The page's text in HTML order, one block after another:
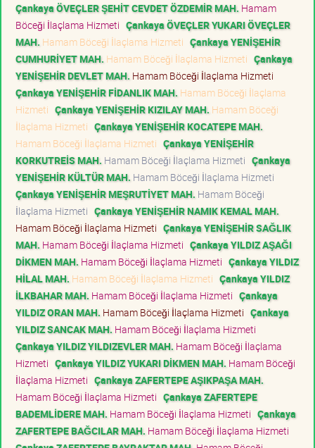
Çankaya ÖVEÇLER ŞEHİT CEVDET ÖZDEMİR MAH. Hamam
Böceği İlaçlama Hizmeti Çankaya ÖVEÇLER YUKARI ÖVEÇLER
MAH. Hamam Böceği İlaçlama Hizmeti Çankaya YENİŞEHİR
CUMHURİYET MAH. Hamam Böceği İlaçlama Hizmeti Çankaya
YENİŞEHİR DEVLET MAH. Hamam Böceği İlaçlama Hizmeti
Çankaya YENİŞEHİR FİDANLIK MAH. Hamam Böceği İlaçlama
Hizmeti Çankaya YENİŞEHİR KIZILAY MAH. Hamam Böceği
İlaçlama Hizmeti Çankaya YENİŞEHİR KOCATEPE MAH.
Hamam Böceği İlaçlama Hizmeti Çankaya YENİŞEHİR
KORKUTREİS MAH. Hamam Böceği İlaçlama Hizmeti Çankaya
YENİŞEHİR KÜLTÜR MAH. Hamam Böceği İlaçlama Hizmeti
Çankaya YENİŞEHİR MEŞRUTİYET MAH. Hamam Böceği
İlaçlama Hizmeti Çankaya YENİŞEHİR NAMIK KEMAL MAH.
Hamam Böceği İlaçlama Hizmeti Çankaya YENİŞEHİR SAĞLIK
MAH. Hamam Böceği İlaçlama Hizmeti Çankaya YILDIZ AŞAĞI
DİKMEN MAH. Hamam Böceği İlaçlama Hizmeti Çankaya YILDIZ
HİLAL MAH. Hamam Böceği İlaçlama Hizmeti Çankaya YILDIZ
İLKBAHAR MAH. Hamam Böceği İlaçlama Hizmeti Çankaya
YILDIZ ORAN MAH. Hamam Böceği İlaçlama Hizmeti Çankaya
YILDIZ SANCAK MAH. Hamam Böceği İlaçlama Hizmeti
Çankaya YILDIZ YILDIZEVLER MAH. Hamam Böceği İlaçlama
Hizmeti Çankaya YILDIZ YUKARI DİKMEN MAH. Hamam Böceği
İlaçlama Hizmeti Çankaya ZAFERTEPE AŞIKPAŞA MAH.
Hamam Böceği İlaçlama Hizmeti Çankaya ZAFERTEPE
BADEMLİDERE MAH. Hamam Böceği İlaçlama Hizmeti Çankaya
ZAFERTEPE BAĞCILAR MAH. Hamam Böceği İlaçlama Hizmeti